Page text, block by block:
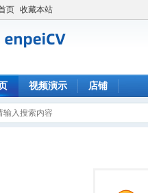
页 收藏本站
视频演示 店铺